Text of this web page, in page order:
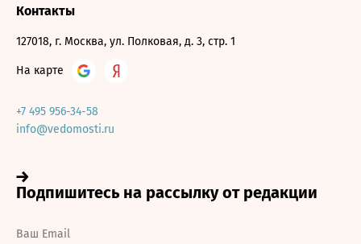
Контакты
127018, г. Москва, ул. Полковая, д. 3, стр. 1
На карте
+7 495 956-34-58
info@vedomosti.ru